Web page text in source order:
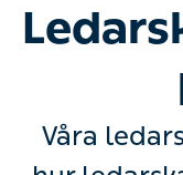
Våra